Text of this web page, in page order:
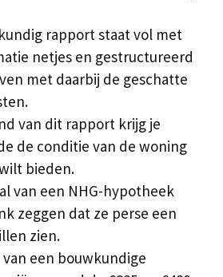
rapport staat vol met
netjes en gestructureerd
met daarbij de geschatte
van dit rapport krijg je
de conditie van de woning
bieden.
van een NHG-hypotheek
zeggen dat ze perse een
zien.
van een bouwkundige